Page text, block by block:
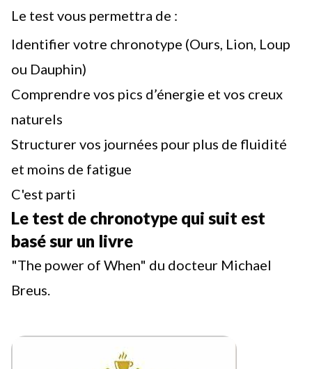
Le test vous permettra de :
Identifier votre chronotype (Ours, Lion, Loup
ou Dauphin)
Comprendre vos pics d’énergie et vos creux
naturels
Structurer vos journées pour plus de fluidité
et moins de fatigue
C'est parti
Le test de chronotype qui suit est
basé sur un livre
"The power of When" du docteur Michael
Breus.